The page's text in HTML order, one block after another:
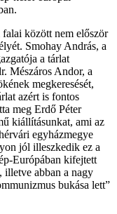
között nem először
Smohay András, a
a tárlat
Mészáros Andor, a
megkeresését,
azért is fontos
meg Erdő Péter
kiállításunkat, ami az
egyházmegye
jól illeszkedik ez a
Európában kifejtett
illetve abban a nagy
bukása lett”